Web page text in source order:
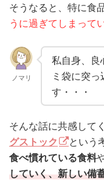
そうなると、特に食品
うに過ぎてしまって
ノマリ
私自身、良
ミ袋に突
す・・・
そんな話に共感して
グストック
という
食べ慣れている食料
していく、新しい備